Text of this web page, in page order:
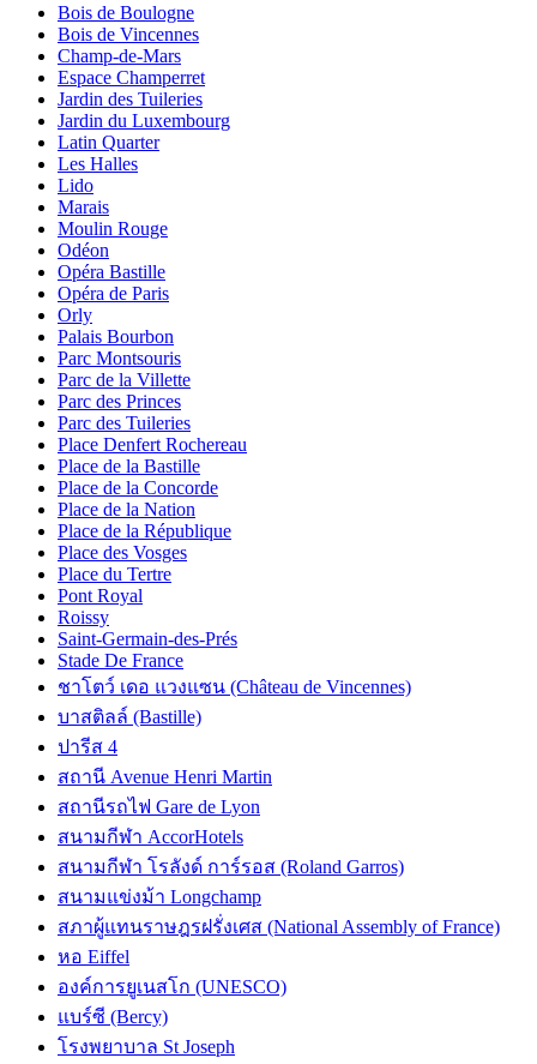
Bois de Boulogne
Bois de Vincennes
Champ-de-Mars
Espace Champerret
Jardin des Tuileries
Jardin du Luxembourg
Latin Quarter
Les Halles
Lido
Marais
Moulin Rouge
Odéon
Opéra Bastille
Opéra de Paris
Orly
Palais Bourbon
Parc Montsouris
Parc de la Villette
Parc des Princes
Parc des Tuileries
Place Denfert Rochereau
Place de la Bastille
Place de la Concorde
Place de la Nation
Place de la République
Place des Vosges
Place du Tertre
Pont Royal
Roissy
Saint-Germain-des-Prés
Stade De France
ชาโตว์ เดอ แวงแซน (Château de Vincennes)
บาสติลล์ (Bastille)
ปารีส 4
สถานี Avenue Henri Martin
สถานีรถไฟ Gare de Lyon
สนามกีฬา AccorHotels
สนามกีฬา โรลังด์ การ์รอส (Roland Garros)
สนามแข่งม้า Longchamp
สภาผู้แทนราษฎรฝรั่งเศส (National Assembly of France)
หอ Eiffel
องค์การยูเนสโก (UNESCO)
แบร์ซี (Bercy)
โรงพยาบาล St Joseph